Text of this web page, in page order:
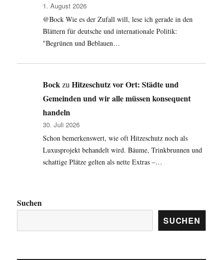
1. August 2026
@Bock Wie es der Zufall will, lese ich gerade in den
Blättern für deutsche und internationale Politik:
"Begrünen und Beblauen…
BockzuHitzeschutz vor Ort: Städte und
Gemeinden und wir alle müssen konsequent
handeln
30. Juli 2026
Schon bemerkenswert, wie oft Hitzeschutz noch als
Luxusprojekt behandelt wird. Bäume, Trinkbrunnen und
schattige Plätze gelten als nette Extras –…
Suchen
SUCHEN